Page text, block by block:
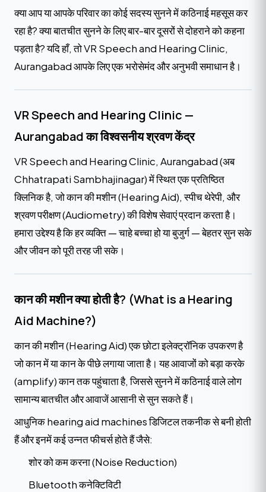
क्या आप या आपके परिवार का कोई सदस्य सुनने में कठिनाई महसूस कर
रहा है? क्या बातचीत सुनने के लिए बार-बार दूसरों से दोहराने को कहना
पड़ता है? यदि हाँ, तो VR Speech and Hearing Clinic,
Aurangabad आपके लिए एक भरोसेमंद और अनुभवी समाधान है।
VR Speech and Hearing Clinic —
Aurangabad का विश्वसनीय श्रवण केंद्र
VR Speech and Hearing Clinic, Aurangabad (अब
Chhatrapati Sambhajinagar) में स्थित एक प्रतिष्ठित
क्लिनिक है, जो कान की मशीन (Hearing Aid), स्पीच थेरेपी, और
श्रवण परीक्षण (Audiometry) की विशेष सेवाएं प्रदान करता है।
हमारा उद्देश्य है कि हर व्यक्ति — चाहे बच्चा हो या बुजुर्ग — बेहतर सुन सके
और जीवन को पूरी तरह जी सके।
कान की मशीन क्या होती है? (What is a Hearing
Aid Machine?)
कान की मशीन (Hearing Aid) एक छोटा इलेक्ट्रॉनिक उपकरण है
जो कान में या कान के पीछे लगाया जाता है। यह आवाजों को बड़ा करके
(amplify) कान तक पहुंचाता है, जिससे सुनने में कठिनाई वाले लोग
सामान्य बातचीत और आवाजें आसानी से सुन सकते हैं।
आधुनिक hearing aid machines डिजिटल तकनीक से बनी होती
हैं और इनमें कई उन्नत फीचर्स होते हैं जैसे:
शोर को कम करना (Noise Reduction)
Bluetooth कनेक्टिविटी